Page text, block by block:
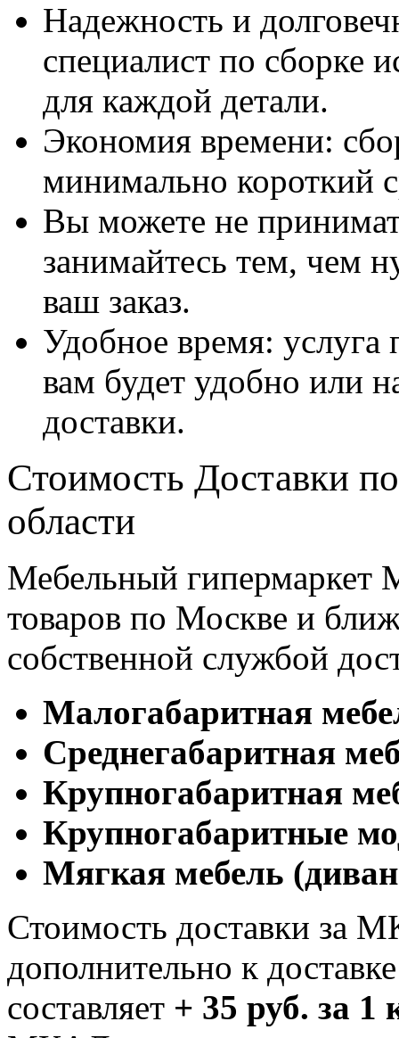
Надежность и
специалист по сборке
для каждой детали.
Экономия времени:
минимально короткий
Вы можете не
занимайтесь тем, чем
ваш заказ.
Удобное время: услуга
вам будет удобно или
доставки.
Стоимость Доставки
области
Мебельный гипермаркет
товаров по Москве и
собственной службой
Малогабаритная
Cреднегабаритная
Крупногабаритная
Крупногабаритные
Мягкая мебель
Стоимость доставки за
дополнительно к
составляет + 35 руб. за 1